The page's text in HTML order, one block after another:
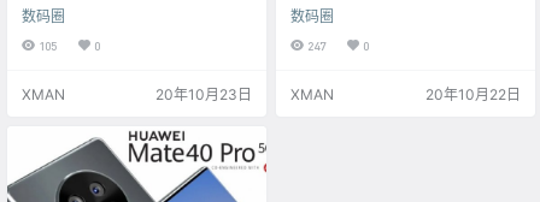
ate。在发布会现场，华为消费者业
务CEO余承东调侃iPhone12：其他
厂商不久前刚刚推出5G手机，而华
0系列搭载的麒麟9000芯片，晶体
速度更快；屏幕尺寸也比iPhone12
Pro Max更大。 余承东称，麒麟90
00芯片是华为史上最强大的芯片，
采用…
数码圈
105 0
XMAN 20年10月23日
米5G SoC麒麟旗舰芯片，带来速度
更快、发热更低、能效更强的运行
体验。该系列针对游戏场景，将硬
的解决方案相结合，视、听、触三
数码圈
247 0
XMAN 20年10月22日